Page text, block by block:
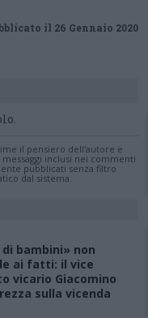
il 26 Gennaio 2020
il pensiero dell'autore e
inclusi nei commenti
pubblicati senza filtro
dal sistema.
di bambini» non
ai fatti: il vice
vicario Giacomino
sulla vicenda